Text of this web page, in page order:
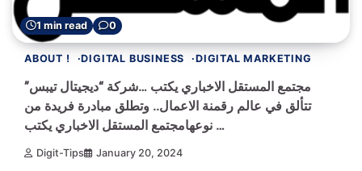
1 min read 0
ABOUT ! DIGITAL BUSINESS DIGITAL MARKETING
مجتمع المستقل الاخباري يكتب …شركة “ديجيتال تيبس”
تتألق في عالم رقمنة الاعمال.. وتطلق مبادرة فريدة من
نوعهامجتمع المستقل الاخباري يكتب …
Digit-Tips January 20, 2024